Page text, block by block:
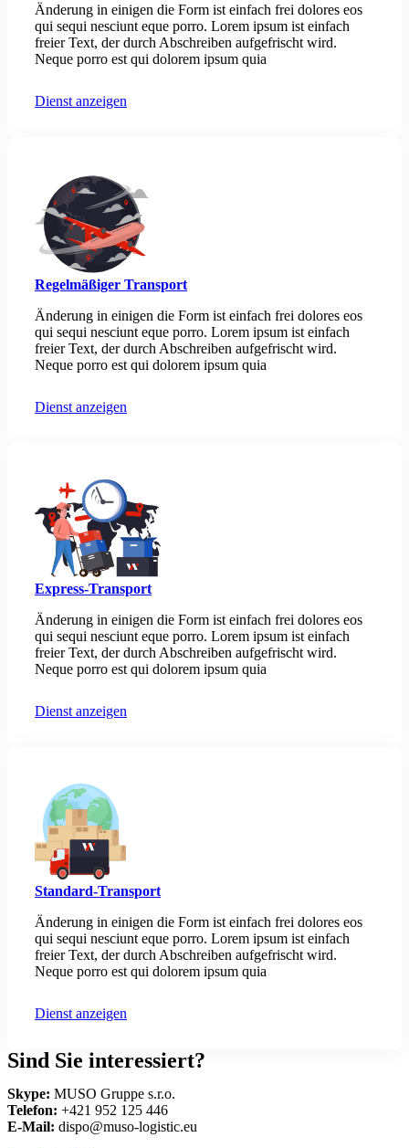
Änderung in einigen die Form ist einfach frei dolores eos
qui sequi nesciunt eque porro. Lorem ipsum ist einfach
freier Text, der durch Abschreiben aufgefrischt wird.
Neque porro est qui dolorem ipsum quia
Dienst anzeigen
Regelmäßiger Transport
Änderung in einigen die Form ist einfach frei dolores eos
qui sequi nesciunt eque porro. Lorem ipsum ist einfach
freier Text, der durch Abschreiben aufgefrischt wird.
Neque porro est qui dolorem ipsum quia
Dienst anzeigen
Express-Transport
Änderung in einigen die Form ist einfach frei dolores eos
qui sequi nesciunt eque porro. Lorem ipsum ist einfach
freier Text, der durch Abschreiben aufgefrischt wird.
Neque porro est qui dolorem ipsum quia
Dienst anzeigen
Standard-Transport
Änderung in einigen die Form ist einfach frei dolores eos
qui sequi nesciunt eque porro. Lorem ipsum ist einfach
freier Text, der durch Abschreiben aufgefrischt wird.
Neque porro est qui dolorem ipsum quia
Dienst anzeigen
Sind Sie interessiert?
Skype: MUSO Gruppe s.r.o.
Telefon: +421 952 125 446
E-Mail: dispo@muso-logistic.eu